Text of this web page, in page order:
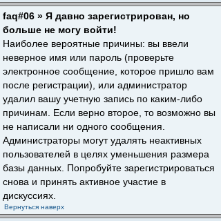
faq#06 » Я давно зарегистрирован, но
больше не могу войти!
Наиболее вероятные причины: вы ввели
неверное имя или пароль (проверьте
электронное сообщение, которое пришло вам
после регистрации), или администратор
удалил вашу учетную запись по каким-либо
причинам. Если верно второе, то возможно вы
не написали ни одного сообщения.
Администраторы могут удалять неактивных
пользователей в целях уменьшения размера
базы данных. Попробуйте зарегистрироваться
снова и принять активное участие в
дискуссиях.
Вернуться наверх